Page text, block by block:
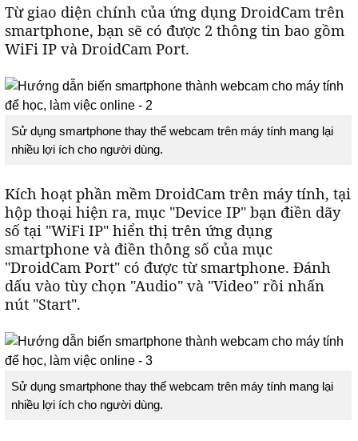
Từ giao diện chính của ứng dụng DroidCam trên
smartphone, bạn sẽ có được 2 thông tin bao gồm
WiFi IP và DroidCam Port.
Sử dụng smartphone thay thế webcam trên máy tính mang lại
nhiều lợi ích cho người dùng.
Kích hoạt phần mềm DroidCam trên máy tính, tại
hộp thoại hiện ra, mục "Device IP" bạn điền dãy
số tại "WiFi IP" hiển thị trên ứng dụng
smartphone và điền thông số của mục
"DroidCam Port" có được từ smartphone. Đánh
dấu vào tùy chọn "Audio" và "Video" rồi nhấn
nút "Start".
Sử dụng smartphone thay thế webcam trên máy tính mang lại
nhiều lợi ích cho người dùng.